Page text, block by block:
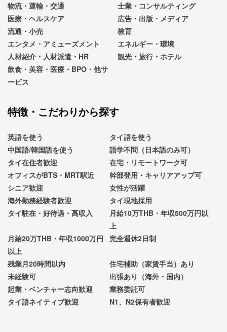
物流・運輸・交通
士業・コンサルティング
医療・ヘルスケア
広告・出版・メディア
流通・小売
教育
エンタメ・アミューズメント
エネルギー・環境
人材紹介・人材派遣・HR
観光・旅行・ホテル
飲食・美容・医療・BPO・他サ
ービス
特徴・こだわりから探す
英語を使う
タイ語を使う
中国語/韓国語を使う
語学不問（日本語のみ可）
タイ在住者歓迎
在宅・リモートワーク可
オフィスがBTS・MRT駅近
幹部登用・キャリアアップ可
シニア歓迎
女性が活躍
海外勤務経験者歓迎
タイ現地採用
タイ駐在・好待遇・高収入
月給10万THB・年収500万円以
上
月給20万THB・年収1000万円
以上
完全週休2日制
残業月20時間以内
住宅補助（家賃手当）あり
未経験可
出張あり（海外・国内）
起業・ベンチャー志向歓迎
業務委託可
タイ語ネイティブ歓迎
N1、N2保有者歓迎